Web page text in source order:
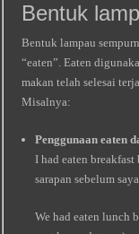
Bentuk
Bentuk lampau
“eaten”. Eaten
makan telah selesai
Misalnya:
Penggunaan eaten
I had eaten
sarapan sebelum
We had eaten lunch